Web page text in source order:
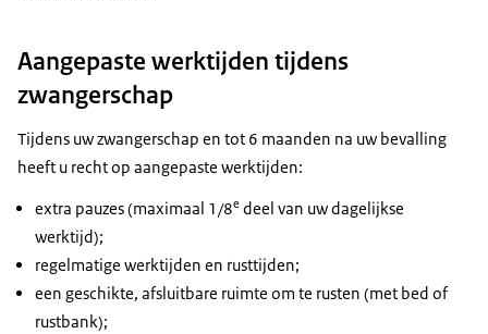
Aangepaste werktijden tijdens
zwangerschap
Tijdens uw zwangerschap en tot 6 maanden na uw bevalling
heeft u recht op aangepaste werktijden:
extra pauzes (maximaal 1/8e deel van uw dagelijkse
werktijd);
regelmatige werktijden en rusttijden;
een geschikte, afsluitbare ruimte om te rusten (met bed of
rustbank);